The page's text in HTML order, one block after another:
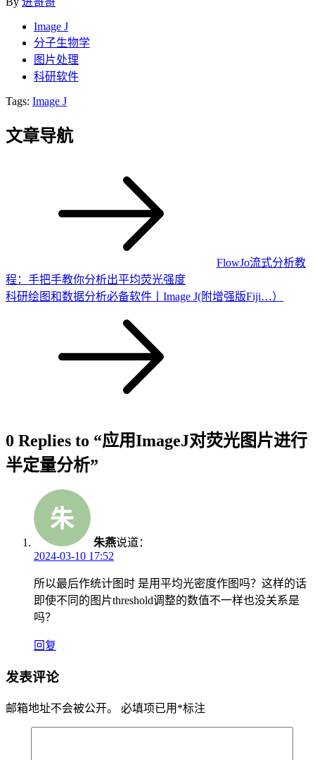
Image J
分子生物学
图片处理
科研软件
Tags: Image J
文章导航
FlowJo流式分析教
程：手把手教你分析出平均荧光强度
科研绘图和数据分析必备软件丨Image J(附增强版Fiji…）
0 Replies to “应用ImageJ对荧光图片进行
半定量分析”
朱燕说道：
2024-03-10 17:52
所以最后作统计图时 是用平均光密度作图吗？这样的话
即使不同的图片threshold调整的数值不一样也没关系是
吗？
回复
发表评论
邮箱地址不会被公开。 必填项已用 *标注